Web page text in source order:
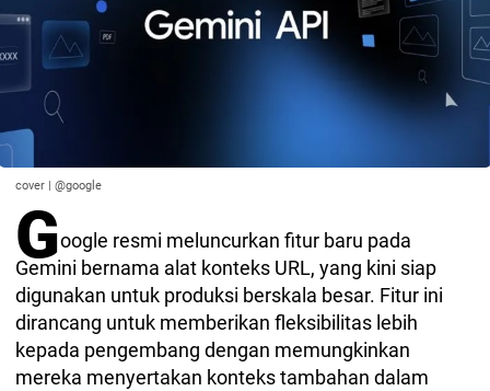
cover | @google
Google resmi meluncurkan fitur baru pada
Gemini bernama alat konteks URL, yang kini siap
digunakan untuk produksi berskala besar. Fitur ini
dirancang untuk memberikan fleksibilitas lebih
kepada pengembang dengan memungkinkan
mereka menyertakan konteks tambahan dalam